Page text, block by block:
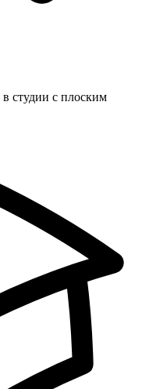
студии с плоским